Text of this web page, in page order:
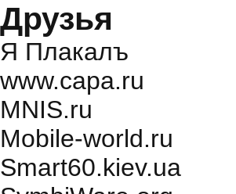
Друзья
Я Плакалъ
www.capa.ru
MNIS.ru
Mobile-world.ru
Smart60.kiev.ua